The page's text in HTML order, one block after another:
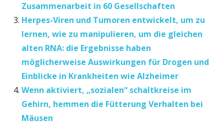
Zusammenarbeit in 60 Gesellschaften
Herpes-Viren und Tumoren entwickelt, um zu
lernen, wie zu manipulieren, um die gleichen
alten RNA: die Ergebnisse haben
möglicherweise Auswirkungen für Drogen und
Einblicke in Krankheiten wie Alzheimer
Wenn aktiviert, „sozialen“ schaltkreise im
Gehirn, hemmen die Fütterung Verhalten bei
Mäusen